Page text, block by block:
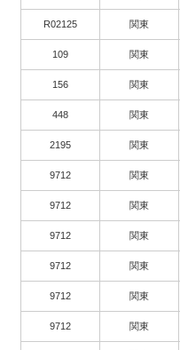
R02125 関東
109 関東
156 関東
448 関東
2195 関東
9712 関東
9712 関東
9712 関東
9712 関東
9712 関東
9712 関東